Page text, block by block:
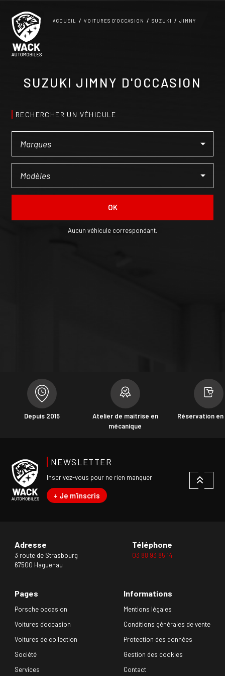
ACCUEIL VOITURES D'OCCASION SUZUKI JIMNY
SUZUKI JIMNY D'OCCASION
RECHERCHER UN VÉHICULE
OK
Aucun véhicule correspondant.
Depuis 2015
Atelier de maitrise en
mécanique
Réservation en
NEWSLETTER
Inscrivez-vous pour ne rien manquer
+ Je m'inscris
Adresse
3 route de Strasbourg
67500 Haguenau
Téléphone
03 88 93 85 14
Pages
Porsche occasion
Voitures d'occasion
Voitures de collection
Société
Services
Informations
Mentions légales
Conditions générales de vente
Protection des données
Gestion des cookies
Contact